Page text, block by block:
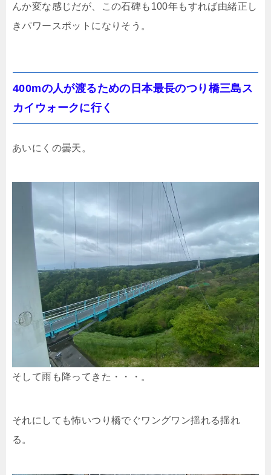
んか変な感じだが、この石碑も100年もすれば由緒正し
きパワースポットになりそう。
400mの人が渡るための日本最長のつり橋三島ス
カイウォークに行く
あいにくの曇天。
そして雨も降ってきた・・・。
それにしても怖いつり橋でぐワングワン揺れる揺れ
る。